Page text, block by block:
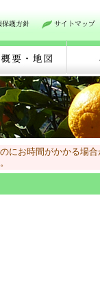
にお時間がかかる場合